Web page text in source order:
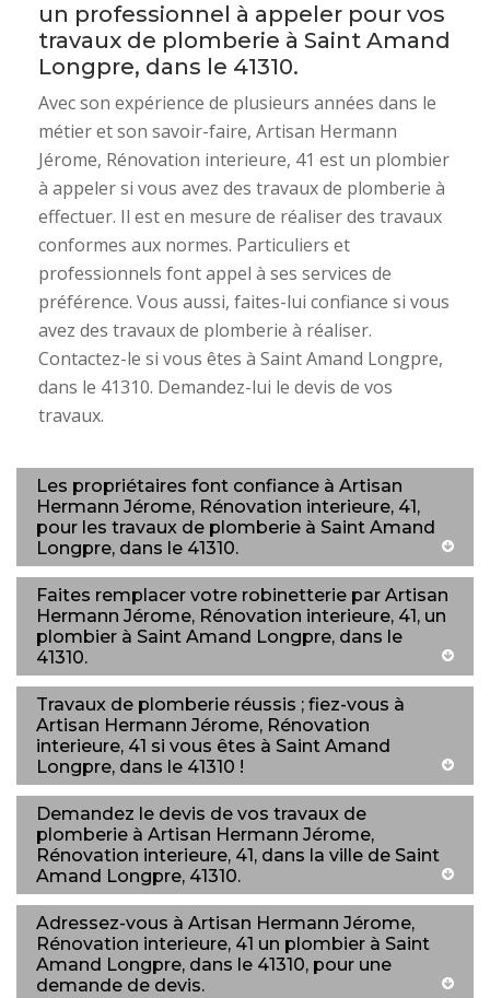
un professionnel à appeler pour vos
travaux de plomberie à Saint Amand
Longpre, dans le 41310.
Avec son expérience de plusieurs années dans le
métier et son savoir-faire, Artisan Hermann
Jérome, Rénovation interieure, 41 est un plombier
à appeler si vous avez des travaux de plomberie à
effectuer. Il est en mesure de réaliser des travaux
conformes aux normes. Particuliers et
professionnels font appel à ses services de
préférence. Vous aussi, faites-lui confiance si vous
avez des travaux de plomberie à réaliser.
Contactez-le si vous êtes à Saint Amand Longpre,
dans le 41310. Demandez-lui le devis de vos
travaux.
Les propriétaires font confiance à Artisan
Hermann Jérome, Rénovation interieure, 41,
pour les travaux de plomberie à Saint Amand
Longpre, dans le 41310.
Faites remplacer votre robinetterie par Artisan
Hermann Jérome, Rénovation interieure, 41, un
plombier à Saint Amand Longpre, dans le
41310.
Travaux de plomberie réussis ; fiez-vous à
Artisan Hermann Jérome, Rénovation
interieure, 41 si vous êtes à Saint Amand
Longpre, dans le 41310 !
Demandez le devis de vos travaux de
plomberie à Artisan Hermann Jérome,
Rénovation interieure, 41, dans la ville de Saint
Amand Longpre, 41310.
Adressez-vous à Artisan Hermann Jérome,
Rénovation interieure, 41 un plombier à Saint
Amand Longpre, dans le 41310, pour une
demande de devis.